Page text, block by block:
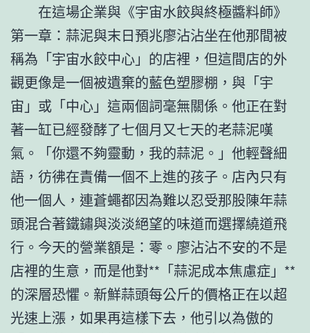
在這場企業與《宇宙水餃與終極醬料師》
第一章：蒜泥與末日預兆廖沾沾坐在他那間被
稱為「宇宙水餃中心」的店裡，但這間店的外
觀更像是一個被遺棄的藍色塑膠棚，與「宇
宙」或「中心」這兩個詞毫無關係。他正在對
著一缸已經發酵了七個月又七天的老蒜泥嘆
氣。「你還不夠靈動，我的蒜泥。」他輕聲細
語，彷彿在責備一個不上進的孩子。店內只有
他一個人，連蒼蠅都因為難以忍受那股陳年蒜
頭混合著鐵鏽與淡淡絕望的味道而選擇繞道飛
行。今天的營業額是：零。廖沾沾不安的不是
店裡的生意，而是他對**「蒜泥成本焦慮症」**
的深層恐懼。新鮮蒜頭每公斤的價格正在以超
光速上漲，如果再這樣下去，他引以為傲的